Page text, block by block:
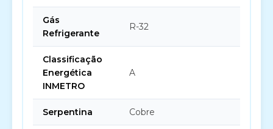
Gás
Refrigerante
R-32
Classificação
Energética
INMETRO
A
Serpentina Cobre